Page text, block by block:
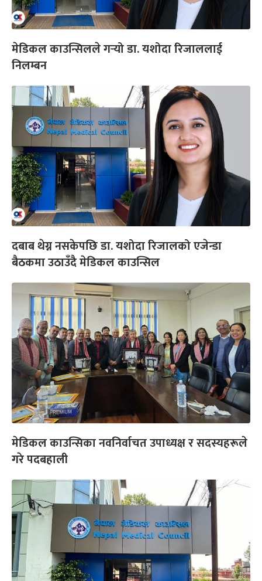
मेडिकल काउन्सिलले गर्‍यो डा. यशोदा रिजाललाई
निलम्बन
दबाब थेग्न नसकेपछि डा. यशोदा रिजालको एजेन्डा
बैठकमा उठाउँदै मेडिकल काउन्सिल
मेडिकल काउन्सिका नवनिर्वाचत उपाध्यक्ष र सदस्यहरूले
गरे पदबहाली